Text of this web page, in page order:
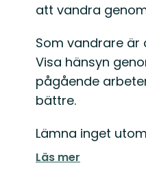
att vandra
Som vandrare
Visa hänsyn
pågående
bättre.
Lämna inget
Läs mer